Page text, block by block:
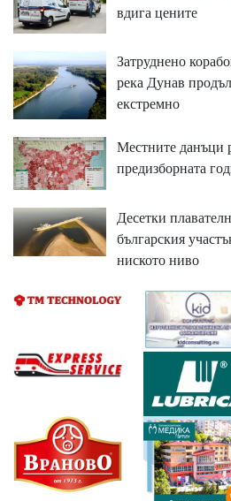
вдига цените
Затруднено
река Дунав
екстремно
Местните данъци
предизборната
Десетки
българския
ниското ниво